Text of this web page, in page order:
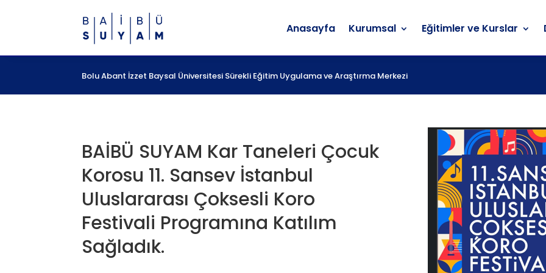
Anasayfa Kurumsal Eğitimler ve Kurslar
Anasayfa Kurumsal Eğitimler ve Kurslar
Bolu Abant İzzet Baysal Üniversitesi Sürekli Eğitim Uygulama ve Araştırma Merkezi
BAİBÜ SUYAM Kar Taneleri Çocuk
Korosu 11. Sansev İstanbul
Uluslararası Çoksesli Koro
Festivali Programına Katılım
Sağladık.